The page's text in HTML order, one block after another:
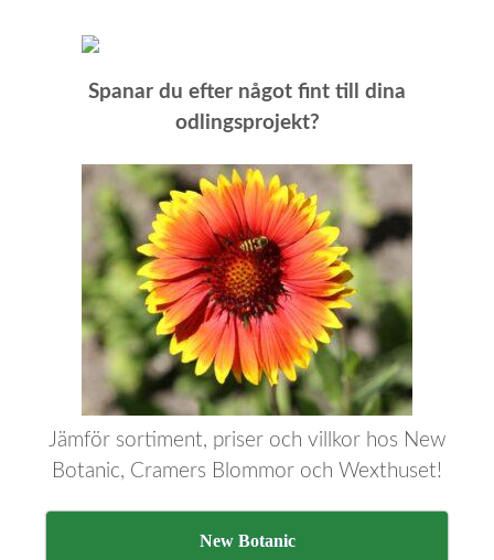
Spanar du efter något fint till dina
odlingsprojekt?
Jämför sortiment, priser och villkor hos New
Botanic, Cramers Blommor och Wexthuset!
New Botanic